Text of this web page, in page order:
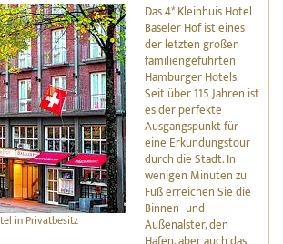
in Privatbesitz
Das 4* Kleinhuis Hotel
Baseler Hof ist eines
der letzten großen
familiengeführten
Hamburger Hotels.
Seit über 115 Jahren ist
es der perfekte
Ausgangspunkt für
eine Erkundungstour
durch die Stadt. In
wenigen Minuten zu
Fuß erreichen Sie die
Binnen- und
Außenalster, den